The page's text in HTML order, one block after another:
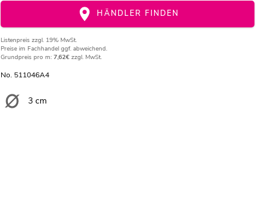
HÄNDLER FINDEN
Listenpreis zzgl. 19% MwSt.
Preise im Fachhandel ggf. abweichend.
Grundpreis pro m: 7,62€zzgl. MwSt.
No. 511046A4
3 cm